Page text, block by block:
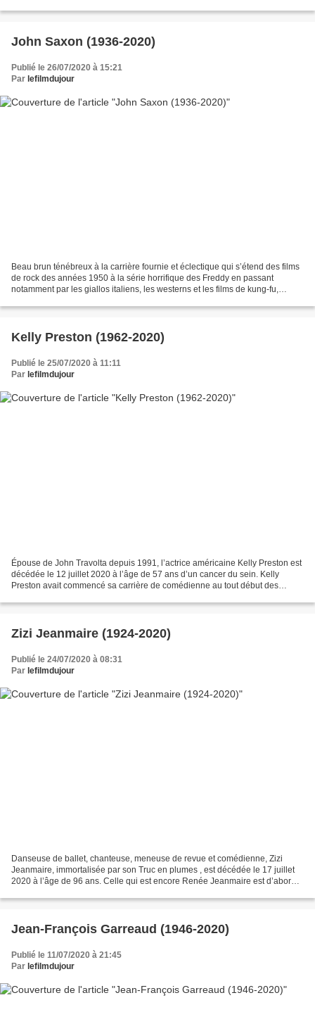
John Saxon (1936-2020)
Publié le 26/07/2020 à 15:21
Par lefilmdujour
Beau brun ténébreux à la carrière fournie et éclectique qui s’étend des films
de rock des années 1950 à la série horrifique des Freddy en passant
notamment par les giallos italiens, les westerns et les films de kung-fu,
Kelly Preston (1962-2020)
Publié le 25/07/2020 à 11:11
Par lefilmdujour
Épouse de John Travolta depuis 1991, l’actrice américaine Kelly Preston est
décédée le 12 juillet 2020 à l’âge de 57 ans d’un cancer du sein. Kelly
Preston avait commencé sa carrière de comédienne au tout début des
Zizi Jeanmaire (1924-2020)
Publié le 24/07/2020 à 08:31
Par lefilmdujour
Danseuse de ballet, chanteuse, meneuse de revue et comédienne, Zizi
Jeanmaire, immortalisée par son Truc en plumes , est décédée le 17 juillet
2020 à l’âge de 96 ans. Celle qui est encore Renée Jeanmaire est d’abord
Jean-François Garreaud (1946-2020)
Publié le 11/07/2020 à 21:45
Par lefilmdujour